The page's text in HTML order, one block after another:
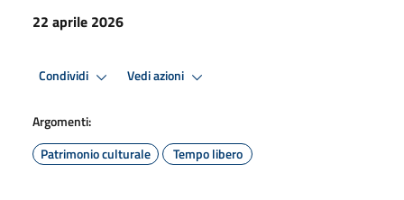
22 aprile 2026
Condividi Vedi azioni
Argomenti:
Patrimonio culturale
Tempo libero